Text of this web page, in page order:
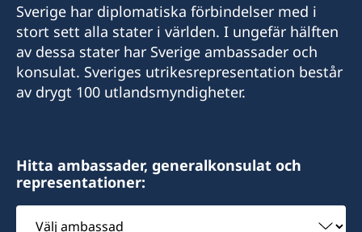
+604-3717591
E-post:
oglconsultancy@gmail.com
Midlands Park Complex, Jalan Burma, 10350
Pulau Pinang
Honorärkonsul
E-post:
elizabethfilex@hotmail.com
Lot 32A-18, Lrg 1F, KKIP Selatan SMI Phase II,
Öppettider/Business Hour :
Monday – Friday = 09.00 am – 12.30 pm and
13.30 pm – 4.30 pm
Sverige har diplomatiska förbindelser med i
stort sett alla stater i världen. I ungefär hälften
av dessa stater har Sverige ambassader och
konsulat. Sveriges utrikesrepresentation består
av drygt 100 utlandsmyndigheter.
Hitta ambassader, generalkonsulat och
representationer:
Välj